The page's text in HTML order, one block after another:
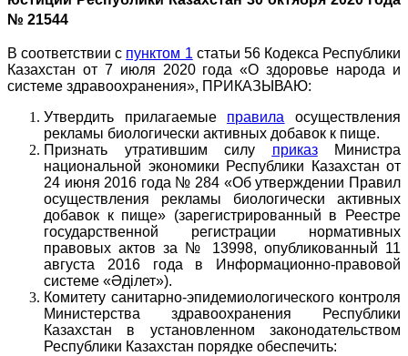
№ 21544
В соответствии с пунктом 1 статьи 56 Кодекса Республики
Казахстан от 7 июля 2020 года «О здоровье народа и
системе здравоохранения», ПРИКАЗЫВАЮ:
Утвердить прилагаемые правила осуществления
рекламы биологически активных добавок к пище.
Признать утратившим силу приказМинистра
национальной экономики Республики Казахстан от
24 июня 2016 года № 284 «Об утверждении Правил
осуществления рекламы биологически активных
добавок к пище» (зарегистрированный в Реестре
государственной регистрации нормативных
правовых актов за № 13998, опубликованный 11
августа 2016 года в Информационно-правовой
системе «Әділет»).
Комитету санитарно-эпидемиологического контроля
Министерства здравоохранения Республики
Казахстан в установленном законодательством
Республики Казахстан порядке обеспечить: